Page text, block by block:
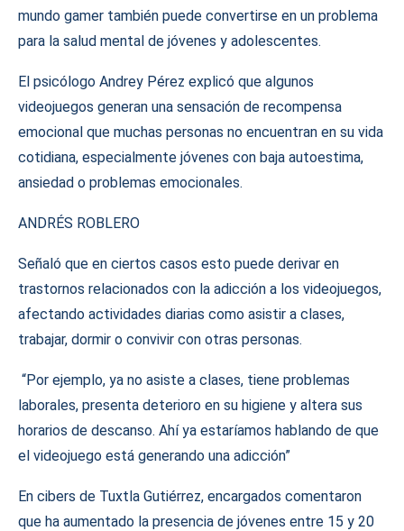
mundo gamer también puede convertirse en un problema
para la salud mental de jóvenes y adolescentes.
El psicólogo Andrey Pérez explicó que algunos
videojuegos generan una sensación de recompensa
emocional que muchas personas no encuentran en su vida
cotidiana, especialmente jóvenes con baja autoestima,
ansiedad o problemas emocionales.
ANDRÉS ROBLERO
Señaló que en ciertos casos esto puede derivar en
trastornos relacionados con la adicción a los videojuegos,
afectando actividades diarias como asistir a clases,
trabajar, dormir o convivir con otras personas.
“Por ejemplo, ya no asiste a clases, tiene problemas
laborales, presenta deterioro en su higiene y altera sus
horarios de descanso. Ahí ya estaríamos hablando de que
el videojuego está generando una adicción”
En cibers de Tuxtla Gutiérrez, encargados comentaron
que ha aumentado la presencia de jóvenes entre 15 y 20